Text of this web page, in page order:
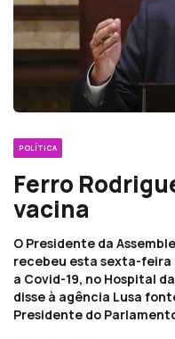
POLÍTICA
Ferro
vacina
O Presidente da
recebeu esta sexta-feira
a Covid-19, no Hospital
disse à agência Lusa
Presidente do